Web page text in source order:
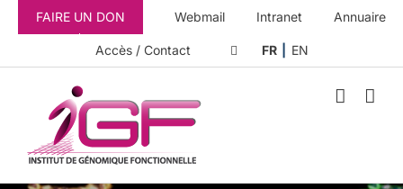
PasserFAIRE UN DON Webmail Intranet Annuaire
Accès / Contact FR EN